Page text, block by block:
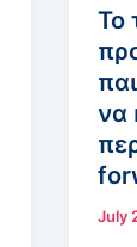
Το
να
July